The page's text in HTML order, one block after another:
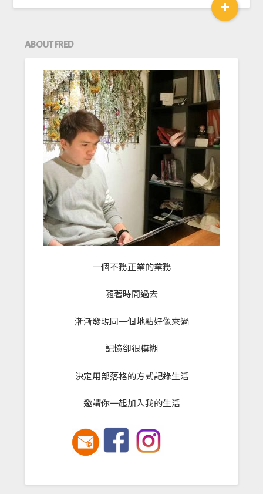
+
ABOUT FRED
一個不務正業的業務
隨著時間過去
漸漸發現同一個地點好像來過
記憶卻很模糊
決定用部落格的方式記錄生活
邀請你一起加入我的生活